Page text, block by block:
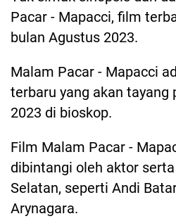
Pacar - Mapacci, film
bulan Agustus 2023.
Malam Pacar - Mapacci
terbaru yang akan tayang
2023 di bioskop.
Film Malam Pacar -
dibintangi oleh aktor
Selatan, seperti Andi
Arynagara.